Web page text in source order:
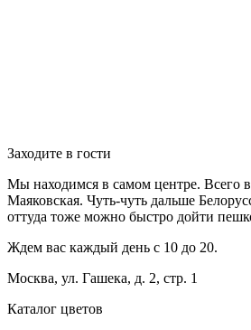
Заходите в гости
Мы находимся в самом центре. Всего
Маяковская. Чуть-чуть дальше
оттуда тоже можно быстро дойти
Ждем вас каждый день с 10 до 20.
Москва, ул. Гашека, д. 2, стр. 1
Каталог цветов